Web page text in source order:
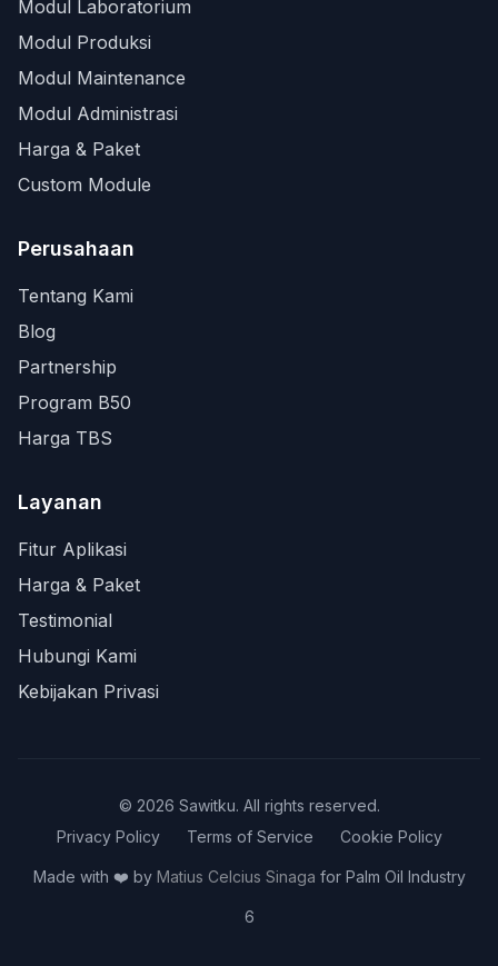
Modul Laboratorium
Modul Produksi
Modul Maintenance
Modul Administrasi
Harga & Paket
Custom Module
Perusahaan
Tentang Kami
Blog
Partnership
Program B50
Harga TBS
Layanan
Fitur Aplikasi
Harga & Paket
Testimonial
Hubungi Kami
Kebijakan Privasi
© 2026 Sawitku. All rights reserved.
Privacy Policy
Terms of Service Cookie Policy
Made with ❤️ by Matius Celcius Sinaga for Palm Oil Industry
6